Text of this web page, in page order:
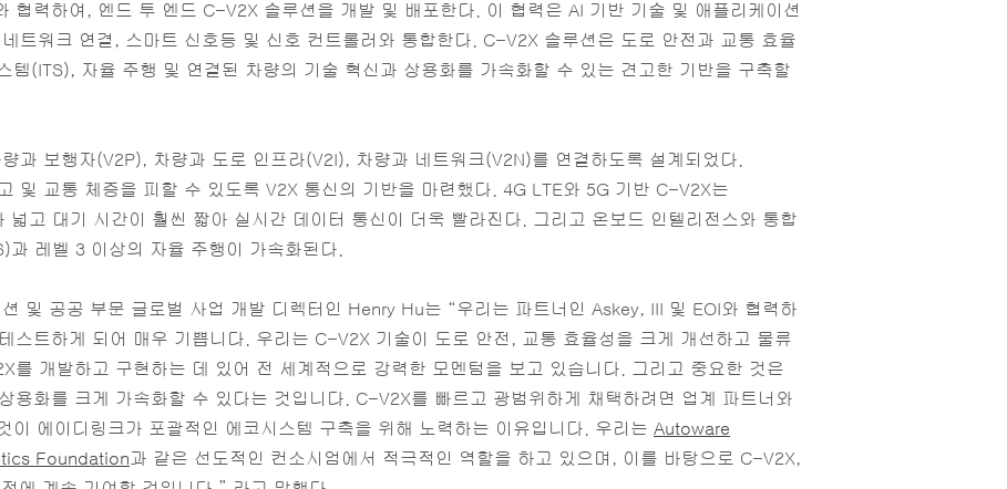
협력하여, 엔드 투 엔드 C-V2X 솔루션을 개발 및 배포한다. 이 협력은 AI 기반 기술 및 애플리케이션
트워크 연결, 스마트 신호등 및 신호 컨트롤러와 통합한다. C-V2X 솔루션은 도로 안전과 교통 효율
템(ITS), 자율 주행 및 연결된 차량의 기술 혁신과 상용화를 가속화할 수 있는 견고한 기반을 구축할
과 보행자(V2P), 차량과 도로 인프라(V2I), 차량과 네트워크(V2N)를 연결하도록 설계되었다.
및 교통 체증을 피할 수 있도록 V2X 통신의 기반을 마련했다. 4G LTE와 5G 기반 C-V2X는
넓고 대기 시간이 훨씬 짧아 실시간 데이터 통신이 더욱 빨라진다. 그리고 온보드 인텔리전스와 통합
레벨 3 이상의 자율 주행이 가속화된다.
및 공공 부문 글로벌 사업 개발 디렉터인 Henry Hu는 “우리는 파트너인 Askey, III 및 EOI와 협력하
스트하게 되어 매우 기쁩니다. 우리는 C-V2X 기술이 도로 안전, 교통 효율성을 크게 개선하고 물류
를 개발하고 구현하는 데 있어 전 세계적으로 강력한 모멘텀을 보고 있습니다. 그리고 중요한 것은
용화를 크게 가속화할 수 있다는 것입니다. C-V2X를 빠르고 광범위하게 채택하려면 업계 파트너와
이 에이디링크가 포괄적인 에코시스템 구축을 위해 노력하는 이유입니다. 우리는 Autoware
Foundation과 같은 선도적인 컨소시엄에서 적극적인 역할을 하고 있으며, 이를 바탕으로 C-V2X,